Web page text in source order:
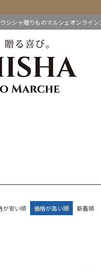
シシャ贈りものマルシェオンライン
が安い順 価格が高い順 新着順